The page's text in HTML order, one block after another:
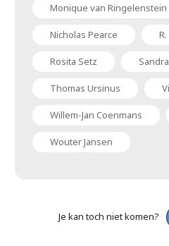
Monique van Ringelenstein
Nicholas Pearce
Rosita Setz
Thomas Ursinus
Willem-Jan Coenmans
Wouter Jansen
Je kan toch niet komen?